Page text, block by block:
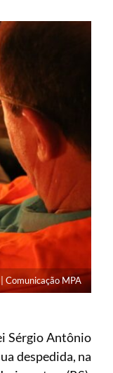
Comunicação MPA
Sérgio Antônio
despedida, na